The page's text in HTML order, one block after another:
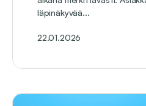
läpinäkyvää...
22.01.2026